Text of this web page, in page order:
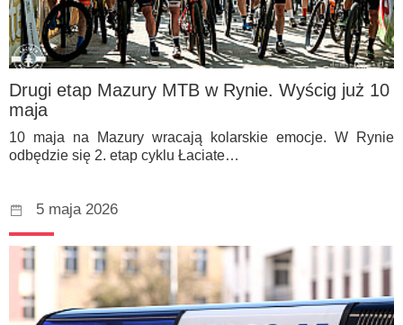
Drugi etap Mazury MTB w Rynie. Wyścig już 10
maja
10 maja na Mazury wracają kolarskie emocje. W Rynie
odbędzie się 2. etap cyklu Łaciate…
5 maja 2026